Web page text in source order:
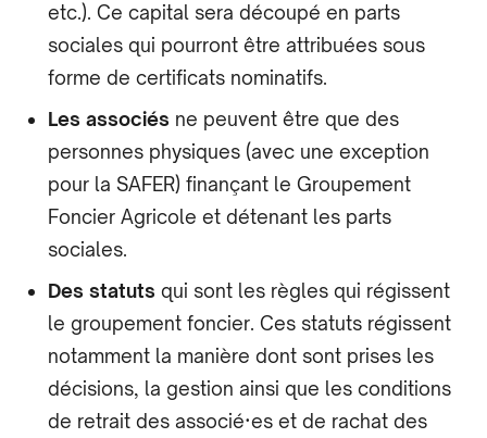
etc.). Ce capital sera découpé en parts
sociales qui pourront être attribuées sous
forme de certificats nominatifs.
Les associés ne peuvent être que des
personnes physiques (avec une exception
pour la SAFER) finançant le Groupement
Foncier Agricole et détenant les parts
sociales.
Des statuts qui sont les règles qui régissent
le groupement foncier. Ces statuts régissent
notamment la manière dont sont prises les
décisions, la gestion ainsi que les conditions
de retrait des associé·es et de rachat des